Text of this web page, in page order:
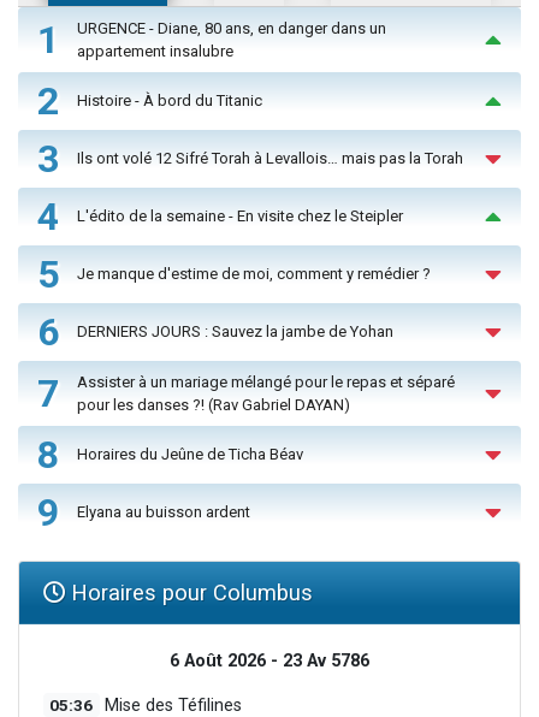
1
URGENCE - Diane, 80 ans, en danger dans un
appartement insalubre
2 Histoire - À bord du Titanic
3 Ils ont volé 12 Sifré Torah à Levallois… mais pas la Torah
4 L'édito de la semaine - En visite chez le Steipler
5 Je manque d'estime de moi, comment y remédier ?
6 DERNIERS JOURS : Sauvez la jambe de Yohan
7
Assister à un mariage mélangé pour le repas et séparé
pour les danses ?! (Rav Gabriel DAYAN)
8 Horaires du Jeûne de Ticha Béav
9 Elyana au buisson ardent
Horaires pour Columbus
6 Août 2026 - 23 Av 5786
05:36 Mise des Téfilines